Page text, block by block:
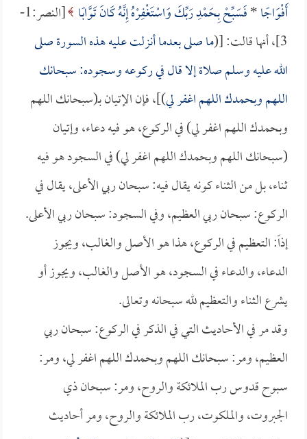
أَفْوَاجًا*فَسَبِّحْ بِحَمْدِ رَبِّكَ وَاسْتَغْفِرْهُ إِنَّهُ كَانَ تَوَّابًا
[النصر:1-
3]، أنها قالت: [(
ما صلى بعدما أنزلت عليه هذه السورة صلى
الله عليه وسلم صلاة إلا قال في ركوعه وسجوده: سبحانك
اللهم وبحمدك اللهم اغفر لي)]، فإن الإتيان بـ(سبحانك اللهم
وبحمدك اللهم اغفر لي) في الركوع، هو فيه دعاء، وإتيان
(سبحانك اللهم وبحمدك اللهم اغفر لي) في السجود هو فيه
ثناء، بل من الثناء كونه يقال فيه: سبحان ربي الأعلى، يقال في
الركوع: سبحان ربي العظيم، وفي السجود: سبحان ربي الأعلى.
إذاً: التعظيم في الركوع، هذا هو الأصل والغالب، ويجوز
الدعاء، والدعاء في السجود، هو الأصل والغالب، ويجوز أو
يشرع الثناء والتعظيم لله سبحانه وتعالى.
وقد مر في الأحاديث التي في الذكر في الركوع: سبحان ربي
العظيم، ومر: سبحانك اللهم وبحمدك اللهم اغفر لي، ومر:
سبوح قدوس رب الملائكة والروح، ومر: سبحان ذي
الجبروت، والملكوت، رب الملائكة والروح، ومر أحاديث